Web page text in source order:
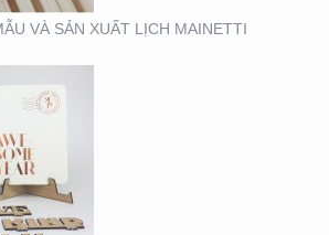
VÀ SẢN XUẤT LỊCH MAINETTI
THIỆP